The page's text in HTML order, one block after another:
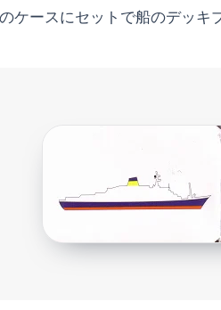
ースにセットで船のデッキ